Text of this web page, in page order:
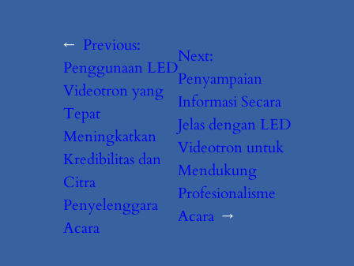
← Previous:
Penggunaan LED
Videotron yang
Tepat
Meningkatkan
Kredibilitas dan
Citra
Penyelenggara
Acara
Next:
Penyampaian
Informasi Secara
Jelas dengan LED
Videotron untuk
Mendukung
Profesionalisme
Acara →